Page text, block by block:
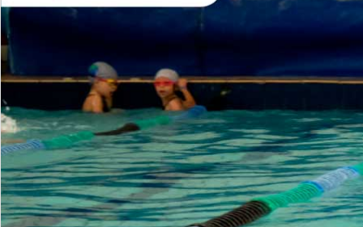
ALUNOS NOVOS
Entre em Contato
INSTITUCIONAL